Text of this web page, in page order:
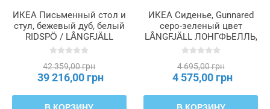
ИКЕА Письменный стол и
стул, бежевый дуб, белый
RIDSPÖ / LÅNGFJÄLL
ЛОНГФЬЕЛЛЬ, 695.026.74
42 359,00 грн
39 216,00 грн
ИКЕА Сиденье, Gunnared
серо-зеленый цвет
LÅNGFJÄLL ЛОНГФЬЕЛЛЬ,
005.263.47
4 695,00 грн
4 575,00 грн